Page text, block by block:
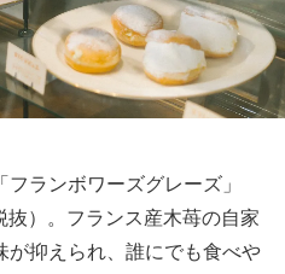
ランボワーズグレーズ」
抜）。フランス産木苺の自家
抑えられ、誰にでも食べや